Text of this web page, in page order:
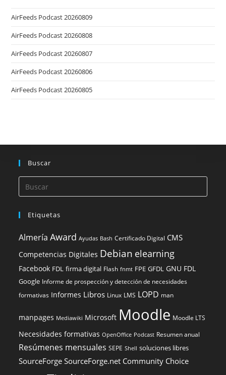
AirFeeds Podcast 20260809
AirFeeds Podcast 20260808
AirFeeds Podcast 20260807
AirFeeds Podcast 20260806
AirFeeds Podcast 20260805
Buscar
Etiquetas
Almería Award Ayudas Bash Certificado Digital CMS
Competencias Digitales Debian elearning
Facebook FDL firma digital Flash fnmt FPE GFDL GNU FDL
Google Informe de prospección y detección de necesidades
formativas Informes Libros Linux LMS LOPD man
manpages Mediawiki Microsoft Moodle Moodle LTS
Necesidades formativas OpenOffice Podcast Resumen anual
Resúmenes mensuales SEPE Shell soluciones libres
SourceForge SourceForge.net Community Choice